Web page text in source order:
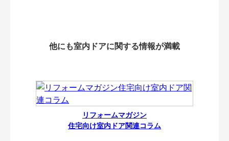
他にも室内ドアに関する情報が満載
リフォームマガジン
住宅向け室内ドア関連コラム